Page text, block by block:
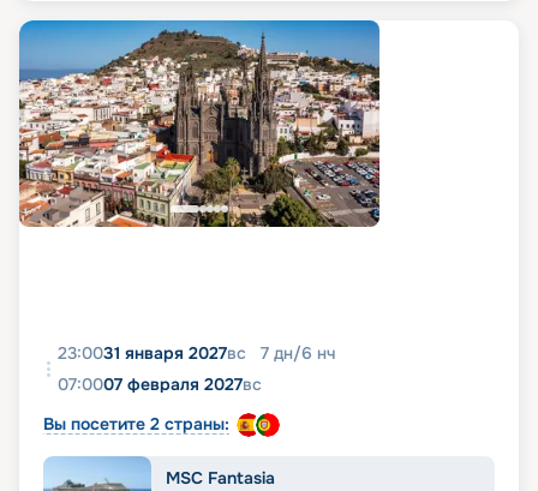
23:0031 января 2027вс 7 дн/6 нч
07:0007 февраля 2027вс
Вы посетите 2 страны:
MSC Fantasia